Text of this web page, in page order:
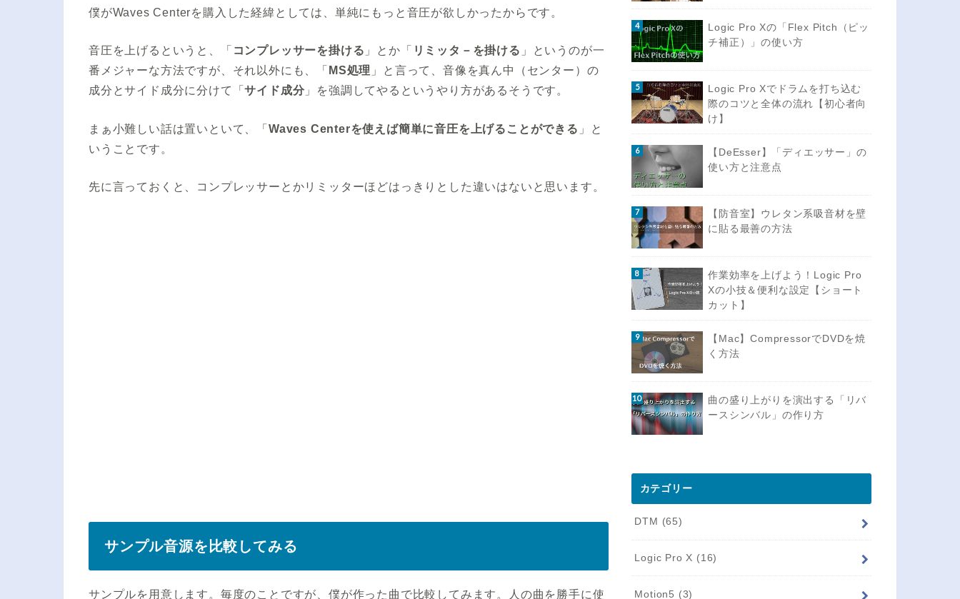
僕がWaves Centerを購入した経緯としては、単純にもっと音圧が欲しかったからです。
音圧を上げるというと、「 コンプレッサーを掛ける 」とか「 リミッタ－を掛ける 」というのが一
番メジャーな方法ですが、それ以外にも、「 MS処理 」と言って、音像を真ん中（センター）の
成分とサイド成分に分けて「サイド成分 」を強調してやるというやり方があるそうです。
まぁ小難しい話は置いといて、「 Waves Centerを使えば簡単に音圧を上げることができる 」と
いうことです。
先に言っておくと、コンプレッサーとかリミッターほどはっきりとした違いはないと思います。
サンプル音源を比較してみる
サンプルを用意します。毎度のことですが、僕が作った曲で比較してみます。人の曲を勝手に使
Logic Pro Xの「Flex Pitch（ピッ
チ補正）」の使い方
Logic Pro Xでドラムを打ち込む
際のコツと全体の流れ【初心者向
け】
【DeEsser】「ディエッサー」の
使い方と注意点
【防音室】ウレタン系吸音材を壁
に貼る最善の方法
作業効率を上げよう！Logic Pro
Xの小技＆便利な設定【ショート
カット】
【Mac】CompressorでDVDを焼
く方法
曲の盛り上がりを演出する「リバ
ースシンバル」の作り方
カテゴリー
DTM (65)
Logic Pro X (16)
Motion5 (3)